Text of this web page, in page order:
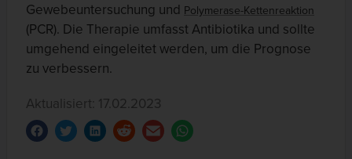
Gewebeuntersuchung und Polymerase-Kettenreaktion
(PCR). Die Therapie umfasst Antibiotika und sollte
umgehend eingeleitet werden, um die Prognose
zu verbessern.
Aktualisiert: 17.02.2023